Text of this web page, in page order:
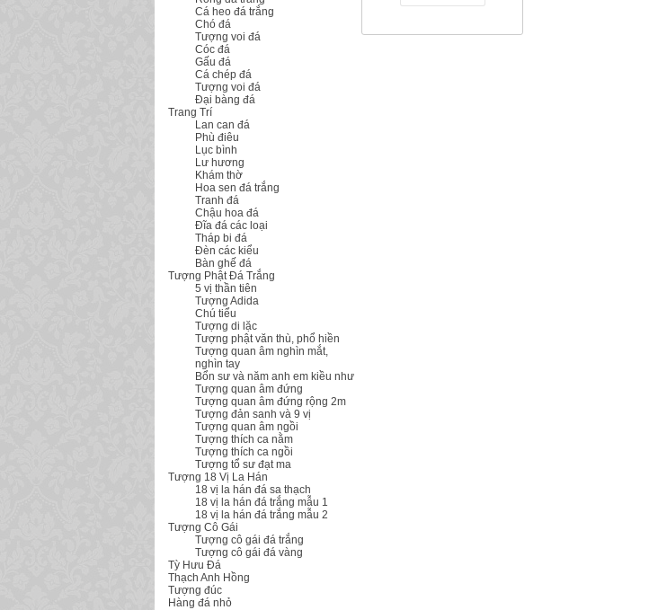
Cá heo đá trắng
Chó đá
Tượng voi đá
Cóc đá
Gấu đá
Cá chép đá
Tượng voi đá
Đại bàng đá
Trang Trí
Lan can đá
Phù điêu
Lục bình
Lư hương
Khám thờ
Hoa sen đá trắng
Tranh đá
Chậu hoa đá
Đĩa đá các loại
Tháp bi đá
Đèn các kiểu
Bàn ghế đá
Tượng Phật Đá Trắng
5 vị thần tiên
Tượng Adida
Chú tiểu
Tượng di lặc
Tượng phật văn thù, phổ hiền
Tượng quan âm nghìn mắt,
nghìn tay
Bổn sư và năm anh em kiều như
Tượng quan âm đứng
Tượng quan âm đứng rộng 2m
Tượng đản sanh và 9 vị
Tượng quan âm ngồi
Tượng thích ca nằm
Tượng thích ca ngồi
Tượng tổ sư đạt ma
Tượng 18 Vị La Hán
18 vị la hán đá sa thạch
18 vị la hán đá trắng mẫu 1
18 vị la hán đá trắng mẫu 2
Tượng Cô Gái
Tượng cô gái đá trắng
Tượng cô gái đá vàng
Tỳ Hưu Đá
Thạch Anh Hồng
Tượng đúc
Hàng đá nhỏ